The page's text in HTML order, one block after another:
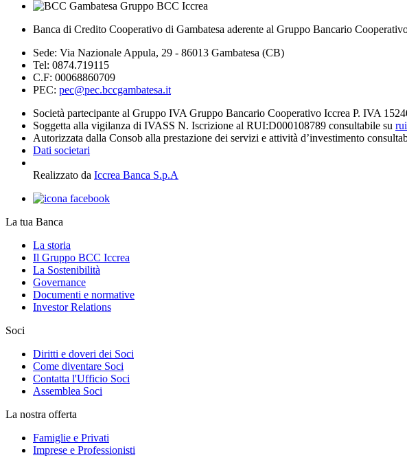
Banca di Credito Cooperativo di Gambatesa aderente al Gruppo Bancario
Sede: Via Nazionale Appula, 29 - 86013 Gambatesa (CB)
Tel: 0874.719115
C.F: 00068860709
PEC: pec@pec.bccgambatesa.it
Società partecipante al Gruppo IVA Gruppo Bancario Cooperativo Iccrea P. IVA
Soggetta alla vigilanza di IVASS N. Iscrizione al RUI:D000108789 consultabile su
Autorizzata dalla Consob alla prestazione dei servizi e attività d’investimento
Dati societari
Realizzato da Iccrea Banca S.p.A
La tua Banca
La storia
Il Gruppo BCC Iccrea
La Sostenibilità
Governance
Documenti e normative
Investor Relations
Soci
Diritti e doveri dei Soci
Come diventare Soci
Contatta l'Ufficio Soci
Assemblea Soci
La nostra offerta
Famiglie e Privati
Imprese e Professionisti